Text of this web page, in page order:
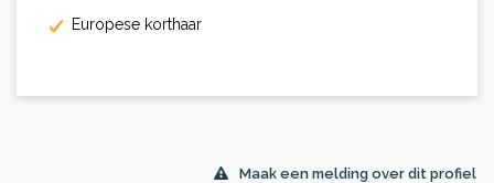
Europese korthaar
Maak een melding over dit profiel